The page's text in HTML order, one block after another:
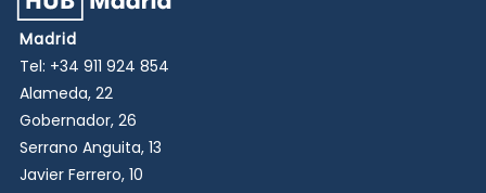
Madrid
Tel: +34 911 924 854
Alameda, 22
Gobernador, 26
Serrano Anguita, 13
Javier Ferrero, 10